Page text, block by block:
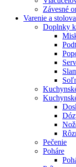
Závesné
Varenie a
Doplnky
Pečenie
Poháre